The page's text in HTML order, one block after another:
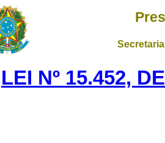
LEI Nº 15.452,